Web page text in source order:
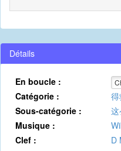
Détails
En boucle :
Catégorie :
Sous-catégorie :
Musique :
Clef :
D